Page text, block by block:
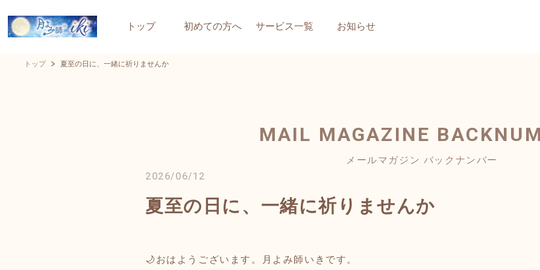
トップ 初めての方へ サービス一覧 お知らせ
トップ 夏至の日に、一緒に祈りませんか
MAIL MAGAZINE
メールマガジン バックナンバー
2026/06/12
夏至の日に、一緒に祈りませんか
🌙おはようございます。月よみ師いきです。